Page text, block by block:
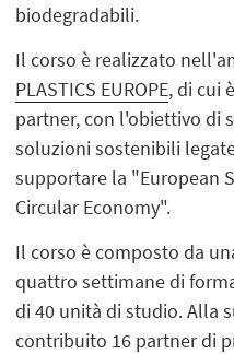
biodegradabili.
Il corso è realizzato
PLASTICS EUROPE, di cui
partner, con l'obiettivo di
soluzioni sostenibili
supportare la "European
Circular Economy".
Il corso è composto da
quattro settimane di
di 40 unità di studio. Alla
contribuito 16 partner di